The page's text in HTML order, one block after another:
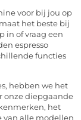
voor bij jou op
het beste bij
in of vraag een
espresso
functies
hebben we het
onze diepgaande
het
van alle modellen